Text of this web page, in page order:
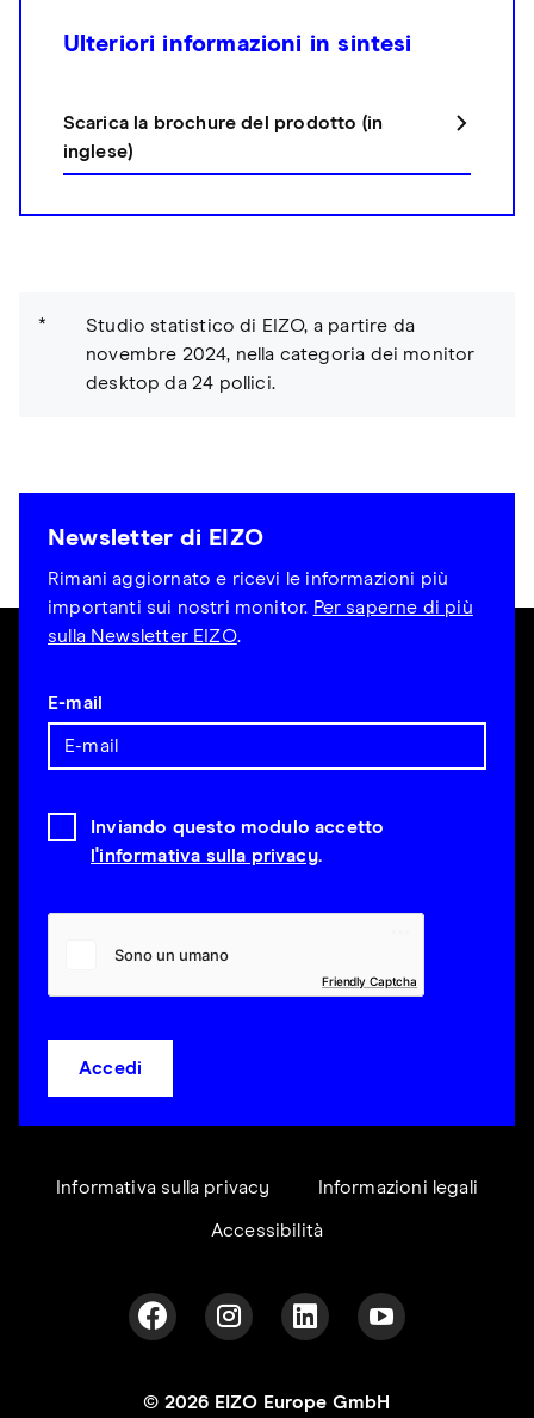
Ulteriori informazioni in sintesi
Scarica la brochure del prodotto (in
inglese)
Studio statistico di EIZO, a partire da
novembre 2024, nella categoria dei monitor
desktop da 24 pollici.
Newsletter di EIZO
Rimani aggiornato e ricevi le informazioni più
importanti sui nostri monitor. Per saperne di più
sulla Newsletter EIZO.
E-mail
Inviando questo modulo accetto
l'informativa sulla privacy.
Friendly Captcha
Accedi
Informativa sulla privacy Informazioni legali
Accessibilità
© 2026 EIZO Europe GmbH